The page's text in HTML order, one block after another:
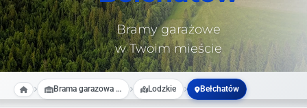
Bramy garażowe
w Twoim mieście
Brama garazowa na wymiar Lodzkie Bełchatów